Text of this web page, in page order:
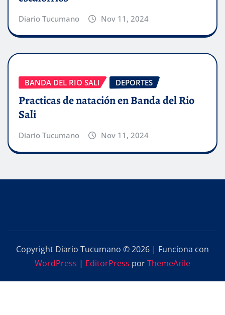
Diario Tucumano Nov 11, 2024
BANDA DEL RIO SALI DEPORTES
Practicas de natación en Banda del Rio
Sali
Diario Tucumano Nov 11, 2024
Copyright Diario Tucumano © 2026 | Funciona con
WordPress | EditorPress porThemeArile